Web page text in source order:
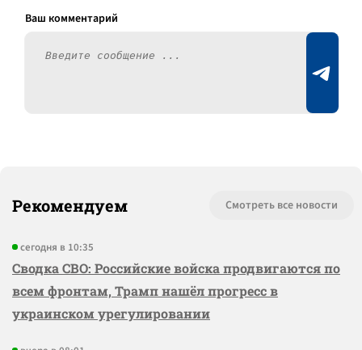
Рекомендуем Смотреть все новости
сегодня в 10:35
Сводка СВО: Российские войска продвигаются по
всем фронтам, Трамп нашёл прогресс в
украинском урегулировании